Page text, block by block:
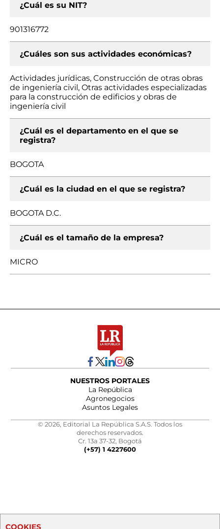
¿Cuál es su NIT?
901316772
¿Cuáles son sus actividades económicas?
Actividades jurídicas, Construcción de otras obras
de ingeniería civil, Otras actividades especializadas
para la construcción de edificios y obras de
ingeniería civil
¿Cuál es el departamento en el que se
registra?
BOGOTA
¿Cuál es la ciudad en el que se registra?
BOGOTA D.C.
¿Cuál es el tamaño de la empresa?
MICRO
NUESTROS PORTALES
La República
Agronegocios
Asuntos Legales
© 2026, Editorial La República S.A.S. Todos los
derechos reservados.
Cr. 13a 37-32, Bogotá
(+57) 1 4227600
COOKIES